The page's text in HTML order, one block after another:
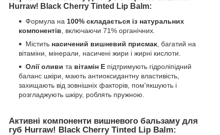
Hurraw! Black Cherry Tinted Lip Balm:
Формула на 100% складається із натуральних
компонентів , включаючи 71% органічних.
Містить насичений вишневий присмак , багатий на
вітаміни, мінерали, насичені жири і жирні кислоти.
Олії оливи та вітамін E підтримують гідроліпідний
баланс шкіри, мають антиоксидантну властивість,
захищають від зовнішніх факторів, пом'якшують і
розгладжують шкіру, роблять пружною.
Активні компоненти вишневого бальзаму для
губ Hurraw! Black Cherry Tinted Lip Balm: